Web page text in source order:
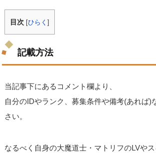
目次 [ひらく]
記載方法
当記事下にあるコメント欄より、
自分のIDやランク、募集条件や備考(あれば)
さい。
なるべく自身の大魔道士・マトリフのLVや